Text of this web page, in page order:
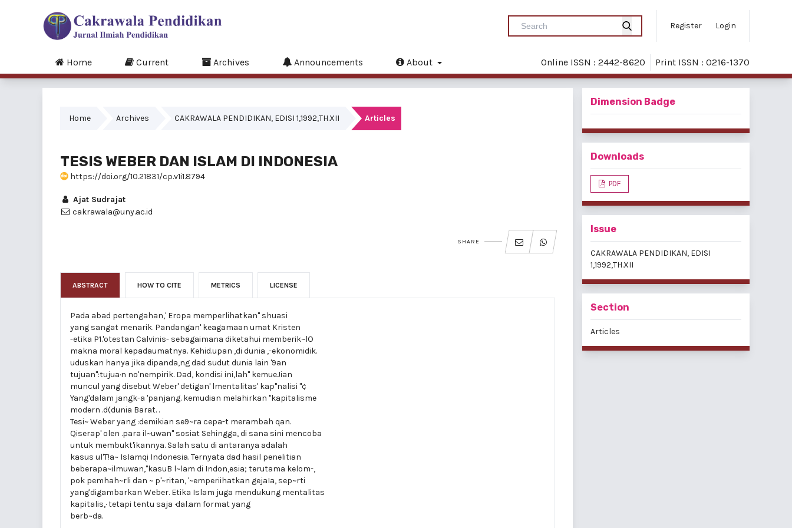
Register Login
Home Current Archives Announcements About Online ISSN : 2442-8620 Print ISSN : 0216-1370
Home Archives CAKRAWALA PENDIDIKAN, EDISI 1,1992,TH.XII Articles
TESIS WEBER DAN ISLAM DI INDONESIA
https://doi.org/10.21831/cp.v1i1.8794
Ajat Sudrajat
cakrawala@uny.ac.id
SHARE
ABSTRACT HOW TO CITE METRICS LICENSE
Pada abad pertengahan,' Eropa memperlihatkan" shuasi
yang sangat menarik. Pandangan' keagamaan umat Kristen
-etika P1.'otestan Calvinis- sebagaimana diketahui memberik~lO
makna moral kepadaumatnya. Kehid.upan ,di dunia ,-ekonomidik.
uduskan hanya jika dipanda,ng dad sudut dunia lain '9an
tujuan":tujua·n no'nempirik. Dad, kondisi ini,lah" kemueJian
muncul yang disebut Weber' detigan' lmentalitas' kap"nalisi "¢
Yang'dalam jangk-a 'panjang. kemudian melahirkan "kapitalisme
modern .d(dunia Barat. .
Tesi~ Weber yang :demikian se9~ra cepa-t merambah qan.
Qiserap' olen .para il~uwan" sosiat Sehingga, di sana sini mencoba
untuk membukt'ikannya. Salah satu di antaranya adalah
kasus ul'T!a~ IsIamqi Indonesia. Ternyata dad hasil penelitian
beberapa~ilmuwan,"kasuB l~lam di Indon,esia; terutama kelom-,
pok pemhah~rli dan ~ p'~ritan, '~emperiihatkan gejaIa, sep~rti
yang'digambarkan Weber. Etika Islam juga mendukung mentalitas
kapitalis,· tetapi tentu saja ·dal.am format yang
berb~da.
Dimension Badge
Downloads
PDF
Issue
CAKRAWALA PENDIDIKAN, EDISI
1,1992,TH.XII
Section
Articles